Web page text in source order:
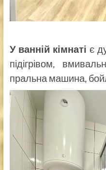
У ванній кімнаті є
підігрівом,
пральна машина,